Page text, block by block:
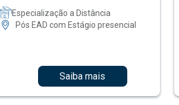
Especialização a Distância
Pós EAD com Estágio presencial
Saiba mais